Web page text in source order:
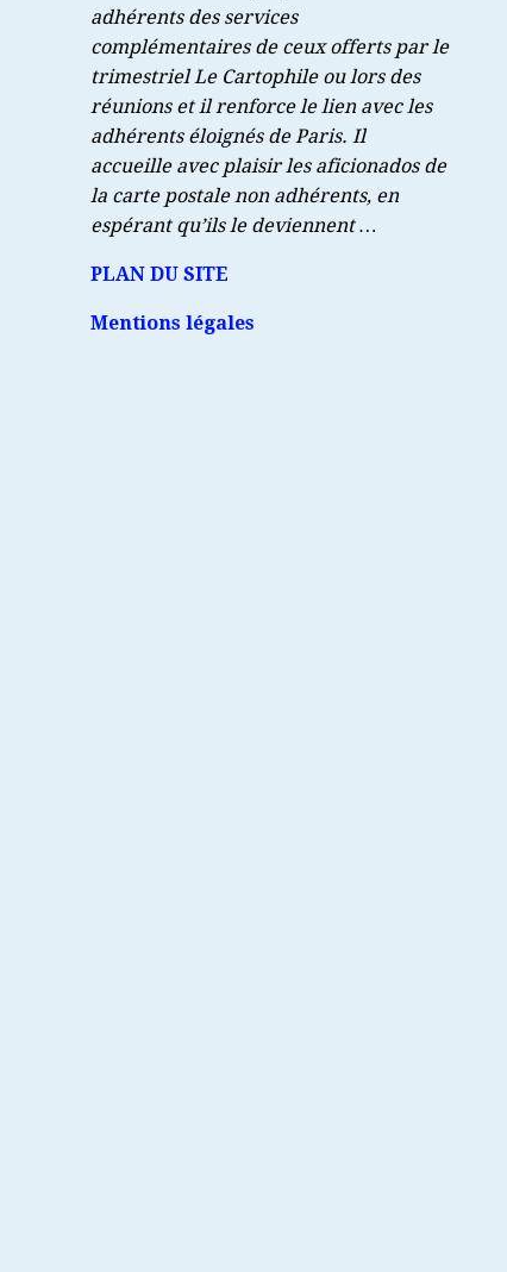
adhérents des services
complémentaires de ceux offerts par le
trimestriel Le Cartophile ou lors des
réunions et il renforce le lien avec les
adhérents éloignés de Paris. Il
accueille avec plaisir les aficionados de
la carte postale non adhérents, en
espérant qu’ils le deviennent …
PLAN DU SITE
Mentions légales